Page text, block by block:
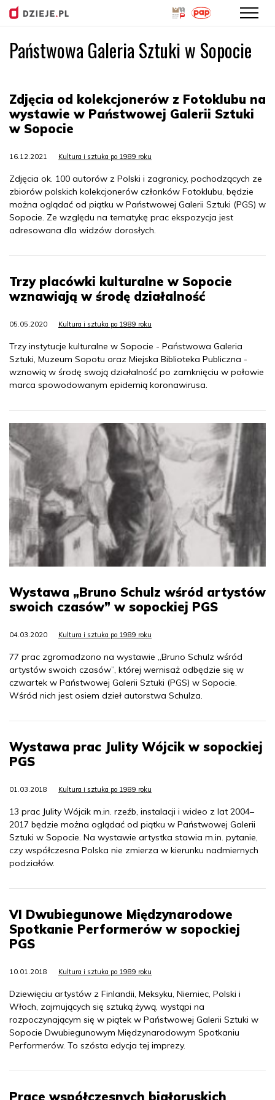
Przejdź
do
Państwowa Galeria Sztuki w Sopocie
Zdjęcia od kolekcjonerów z Fotoklubu na
wystawie w Państwowej Galerii Sztuki
w Sopocie
16.12.2021 Kultura i sztuka po 1989 roku
Zdjęcia ok. 100 autorów z Polski i zagranicy, pochodzących ze
zbiorów polskich kolekcjonerów członków Fotoklubu, będzie
można oglądać od piątku w Państwowej Galerii Sztuki (PGS) w
Sopocie. Ze względu na tematykę prac ekspozycja jest
adresowana dla widzów dorosłych.
Trzy placówki kulturalne w Sopocie
wznawiają w środę działalność
05.05.2020 Kultura i sztuka po 1989 roku
Trzy instytucje kulturalne w Sopocie - Państwowa Galeria
Sztuki, Muzeum Sopotu oraz Miejska Biblioteka Publiczna -
wznowią w środę swoją działalność po zamknięciu w połowie
marca spowodowanym epidemią koronawirusa.
Wystawa „Bruno Schulz wśród artystów
swoich czasów” w sopockiej PGS
04.03.2020 Kultura i sztuka po 1989 roku
77 prac zgromadzono na wystawie „Bruno Schulz wśród
artystów swoich czasów”, której wernisaż odbędzie się w
czwartek w Państwowej Galerii Sztuki (PGS) w Sopocie.
Wśród nich jest osiem dzieł autorstwa Schulza.
Wystawa prac Julity Wójcik w sopockiej
PGS
01.03.2018 Kultura i sztuka po 1989 roku
13 prac Julity Wójcik m.in. rzeźb, instalacji i wideo z lat 2004–
2017 będzie można oglądać od piątku w Państwowej Galerii
Sztuki w Sopocie. Na wystawie artystka stawia m.in. pytanie,
czy współczesna Polska nie zmierza w kierunku nadmiernych
podziałów.
VI Dwubiegunowe Międzynarodowe
Spotkanie Performerów w sopockiej
PGS
10.01.2018 Kultura i sztuka po 1989 roku
Dziewięciu artystów z Finlandii, Meksyku, Niemiec, Polski i
Włoch, zajmujących się sztuką żywą, wystąpi na
rozpoczynającym się w piątek w Państwowej Galerii Sztuki w
Sopocie Dwubiegunowym Międzynarodowym Spotkaniu
Performerów. To szósta edycja tej imprezy.
Prace współczesnych białoruskich